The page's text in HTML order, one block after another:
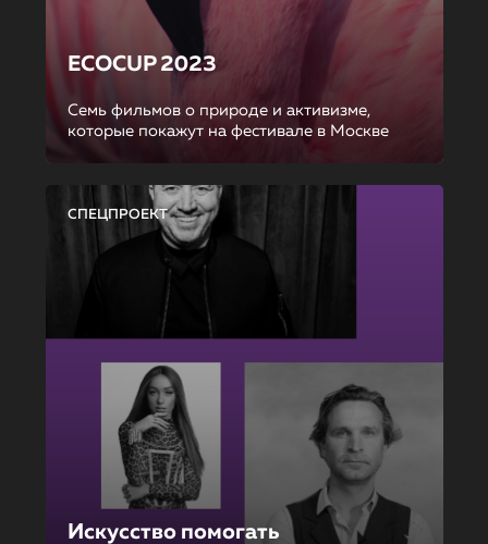
ECOCUP 2023
Семь фильмов о природе и активизме,
которые покажут на фестивале в Москве
СПЕЦПРОЕКТ
Искусство помогать